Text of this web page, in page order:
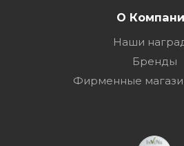
О
Наши
Бренды
Фирменные